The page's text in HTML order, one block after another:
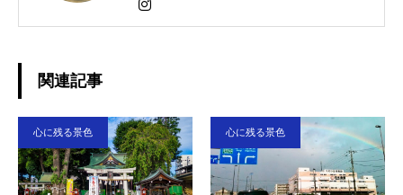
関連記事
心に残る景色 心に残る景色